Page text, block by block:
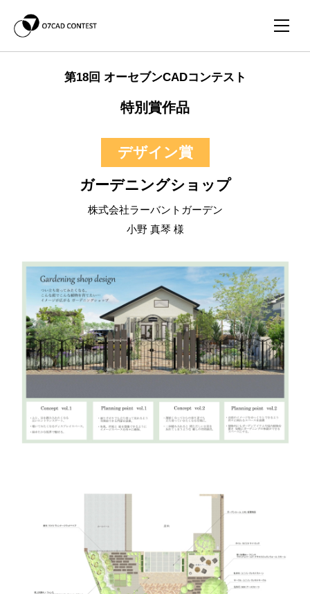
第18回 オーセブンCADコンテスト
特別賞作品
デザイン賞
ガーデニングショップ
株式会社ラーバントガーデン
小野 真琴 様